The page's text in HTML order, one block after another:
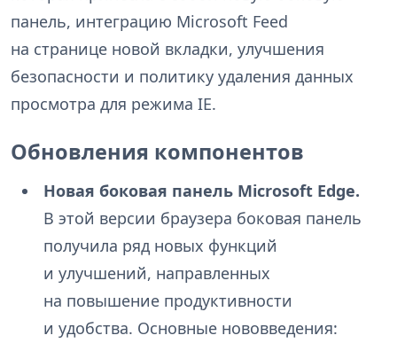
панель, интеграцию Microsoft Feed
на странице новой вкладки, улучшения
безопасности и политику удаления данных
просмотра для режима IE.
Обновления компонентов
Новая боковая панель Microsoft Edge.
В этой версии браузера боковая панель
получила ряд новых функций
и улучшений, направленных
на повышение продуктивности
и удобства. Основные нововведения: